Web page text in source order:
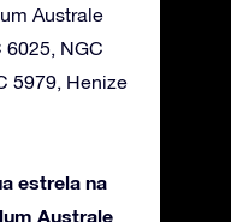
Australe
6025, NGC
5979, Henize
estrela na
Australe